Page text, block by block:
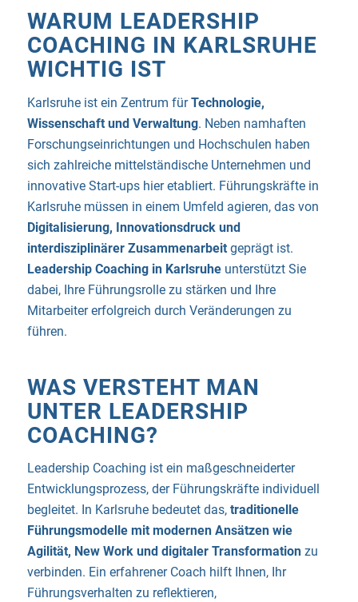
WARUM LEADERSHIP
COACHING IN KARLSRUHE
WICHTIG IST
Karlsruheist ein Zentrum fürTechnologie,
Wissenschaft und Verwaltung. Neben namhaften
Forschungseinrichtungen und Hochschulen haben
sich zahlreiche mittelständische Unternehmen und
innovative Start-ups hier etabliert. Führungskräfte in
Karlsruhe müssen in einem Umfeld agieren, das von
Digitalisierung, Innovationsdruck und
interdisziplinärer Zusammenarbeitgeprägt ist.
Leadership Coaching in Karlsruheunterstützt Sie
dabei, Ihre Führungsrolle zu stärken und Ihre
Mitarbeiter erfolgreich durch Veränderungen zu
führen.
WAS VERSTEHT MAN
UNTER LEADERSHIP
COACHING?
Leadership Coaching ist ein maßgeschneiderter
Entwicklungsprozess, der Führungskräfte individuell
begleitet. In Karlsruhe bedeutet das, traditionelle
Führungsmodelle mit modernen Ansätzen wie
Agilität, New Work und digitaler Transformationzu
verbinden. Ein erfahrener Coach hilft Ihnen, Ihr
Führungsverhalten zu reflektieren,